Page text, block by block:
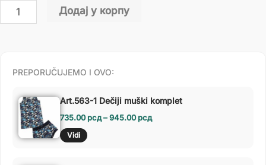
Додај у корпу
PREPORUČUJEMO I OVO:
Art.563-1 Dečiji muški komplet
735.00рсд–945.00рсд
Vidi